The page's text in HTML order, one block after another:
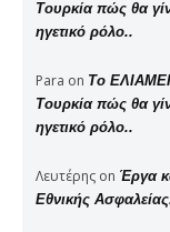
Τουρκία πώς θα
ηγετικό ρόλο..
Para on Το
Τουρκία πώς θα
ηγετικό ρόλο..
Λευτέρης on Έργα
Εθνικής